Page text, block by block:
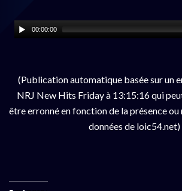
00:00:00
(Publication automatique basée sur un
NRJ New Hits Friday à 13:15:16 qui
être erronné en fonction de la présence ou
données de loic54.net)